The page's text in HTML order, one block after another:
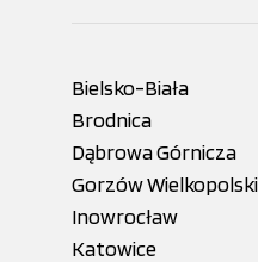
Bielsko-Biała
Brodnica
Dąbrowa Górnicza
Gorzów Wielkopolski
Inowrocław
Katowice